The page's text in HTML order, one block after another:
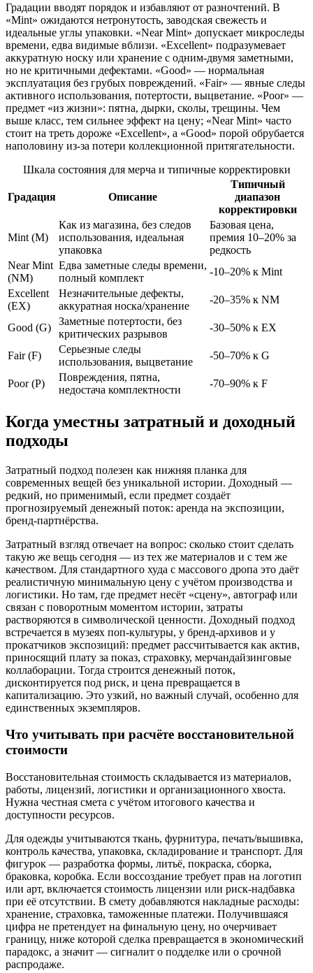
Градации вводят порядок и избавляют от разночтений. В
«Mint» ожидаются нетронутость, заводская свежесть и
идеальные углы упаковки. «Near Mint» допускает микроследы
времени, едва видимые вблизи. «Excellent» подразумевает
аккуратную носку или хранение с одним-двумя заметными,
но не критичными дефектами. «Good» — нормальная
эксплуатация без грубых повреждений. «Fair» — явные следы
активного использования, потертости, выцветание. «Poor» —
предмет «из жизни»: пятна, дырки, сколы, трещины. Чем
выше класс, тем сильнее эффект на цену; «Near Mint» часто
стоит на треть дороже «Excellent», а «Good» порой обрубается
наполовину из-за потери коллекционной притягательности.
Шкала состояния для мерча и типичные корректировки
Градация Описание
Типичный
диапазон
корректировки
Mint (M)
Как из магазина, без следов
использования, идеальная
упаковка
Базовая цена,
премия 10–20% за
редкость
Near Mint
(NM)
Едва заметные следы времени,
полный комплект
-10–20% к Mint
Excellent
(EX)
Незначительные дефекты,
аккуратная носка/хранение
-20–35% к NM
Good (G)
Заметные потертости, без
критических разрывов
-30–50% к EX
Fair (F)
Серьезные следы
использования, выцветание
-50–70% к G
Poor (P)
Повреждения, пятна,
недостача комплектности
-70–90% к F
Когда уместны затратный и доходный
подходы
Затратный подход полезен как нижняя планка для
современных вещей без уникальной истории. Доходный —
редкий, но применимый, если предмет создаёт
прогнозируемый денежный поток: аренда на экспозиции,
бренд-партнёрства.
Затратный взгляд отвечает на вопрос: сколько стоит сделать
такую же вещь сегодня — из тех же материалов и с тем же
качеством. Для стандартного худа с массового дропа это даёт
реалистичную минимальную цену с учётом производства и
логистики. Но там, где предмет несёт «сцену», автограф или
связан с поворотным моментом истории, затраты
растворяются в символической ценности. Доходный подход
встречается в музеях поп-культуры, у бренд-архивов и у
прокатчиков экспозиций: предмет рассчитывается как актив,
приносящий плату за показ, страховку, мерчандайзинговые
коллаборации. Тогда строится денежный поток,
дисконтируется под риск, и цена превращается в
капитализацию. Это узкий, но важный случай, особенно для
единственных экземпляров.
Что учитывать при расчёте восстановительной
стоимости
Восстановительная стоимость складывается из материалов,
работы, лицензий, логистики и организационного хвоста.
Нужна честная смета с учётом итогового качества и
доступности ресурсов.
Для одежды учитываются ткань, фурнитура, печать/вышивка,
контроль качества, упаковка, складирование и транспорт. Для
фигурок — разработка формы, литьё, покраска, сборка,
браковка, коробка. Если воссоздание требует прав на логотип
или арт, включается стоимость лицензии или риск-надбавка
при её отсутствии. В смету добавляются накладные расходы:
хранение, страховка, таможенные платежи. Получившаяся
цифра не претендует на финальную цену, но очерчивает
границу, ниже которой сделка превращается в экономический
парадокс, а значит — сигналит о подделке или о срочной
распродаже.